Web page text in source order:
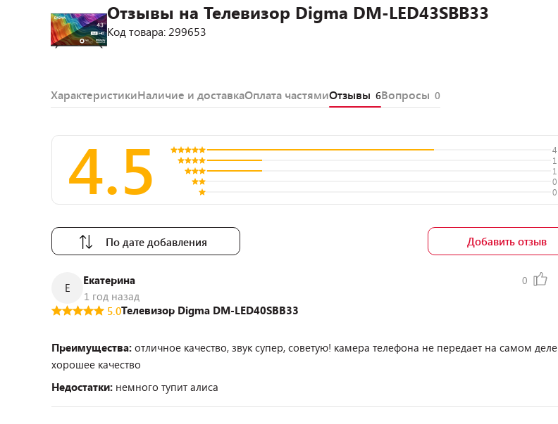
Отзывы на Телевизор Digma DM-LED43SBB33
Код товара: 299653
ХарактеристикиНаличие и доставкаОплата частямиОтзывы 6Вопросы 0
4.5
4
1
1
0
0
По дате добавления Добавить отзыв
Е
Екатерина
1 год назад
0
5.0Телевизор Digma DM-LED40SBB33
Преимущества: отличное качество, звук супер, советую! камера телефона не передает на самом деле
хорошее качество
Недостатки: немного тупит алиса